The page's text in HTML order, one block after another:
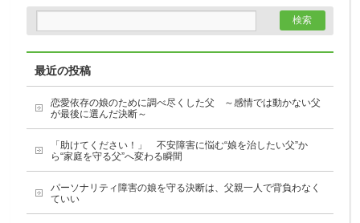
最近の投稿
恋愛依存の娘のために調べ尽くした父 ～感情では動かない父
が最後に選んだ決断～
「助けてください！」 不安障害に悩む“娘を治したい父”か
ら“家庭を守る父”へ変わる瞬間
パーソナリティ障害の娘を守る決断は、父親一人で背負わなく
ていい